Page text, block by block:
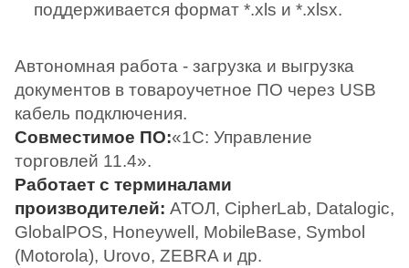
поддерживается формат *.xls и *.xlsx.
Автономная работа - загрузка и выгрузка
документов в товароучетное ПО через USB
кабель подключения.
Совместимое ПО:«1С: Управление
торговлей 11.4».
Работает с терминалами
производителей: АТОЛ, CipherLab, Datalogic,
GlobalPOS, Honeywell, MobileBase, Symbol
(Motorola), Urovo, ZEBRA и др.